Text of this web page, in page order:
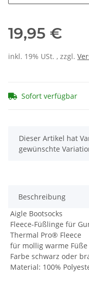
19,95 €
inkl. 19% USt. , zzgl.
Sofort verfügbar
x
Dieser Artikel hat
gewünschte
Beschreibung
Aigle Bootsocks
Fleece-Füßlinge für
Thermal Pro® Fleece
für mollig warme Füße
Farbe schwarz oder
Material: 100%